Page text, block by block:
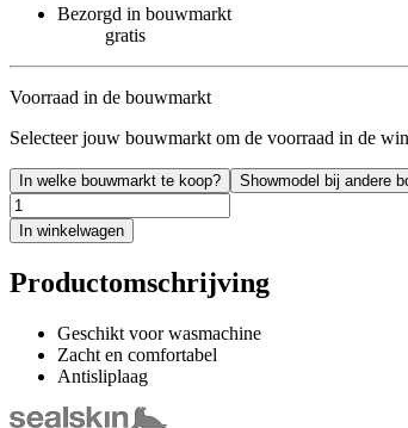
Bezorgd in bouwmarkt
gratis
Voorraad in de bouwmarkt
Selecteer jouw bouwmarkt om de voorraad in de
In welke bouwmarkt te koop? Showmodel bij andere
In winkelwagen
Productomschrijving
Geschikt voor wasmachine
Zacht en comfortabel
Antisliplaag